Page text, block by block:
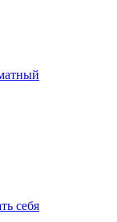
себя